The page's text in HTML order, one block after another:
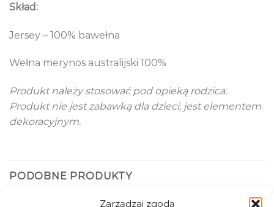
Zarządzaj zgodą
Skład:
Jersey – 100% bawełna
Wełna merynos australijski 100%
Produkt należy stosować pod opieką rodzica.
Produkt nie jest zabawką dla dzieci, jest elementem
dekoracyjnym.
PODOBNE PRODUKTY